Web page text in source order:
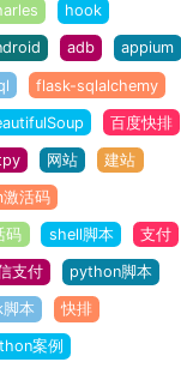
hook
adb appium
flask-sqlalchemy
百度快排
网站 建站
活码
码 shell脚本 支付
支付 python脚本
本 快排
案例